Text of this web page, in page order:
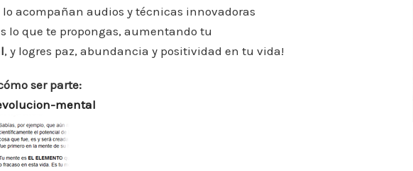
acompañan audios y técnicas innovadoras
lo que te propongas, aumentando tu
, y logres paz, abundancia y positividad en tu vida!
ser parte:
mental